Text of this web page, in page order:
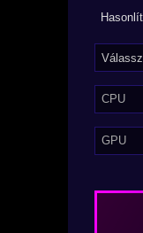
CPU
GPU